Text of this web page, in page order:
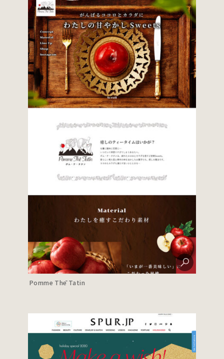
Pomme Thē Tatin